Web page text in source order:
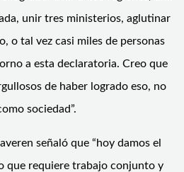
unir tres ministerios, aglutinar
o tal vez casi miles de personas
a esta declaratoria. Creo que
de haber logrado eso, no
sociedad”.
señaló que “hoy damos el
que requiere trabajo conjunto y